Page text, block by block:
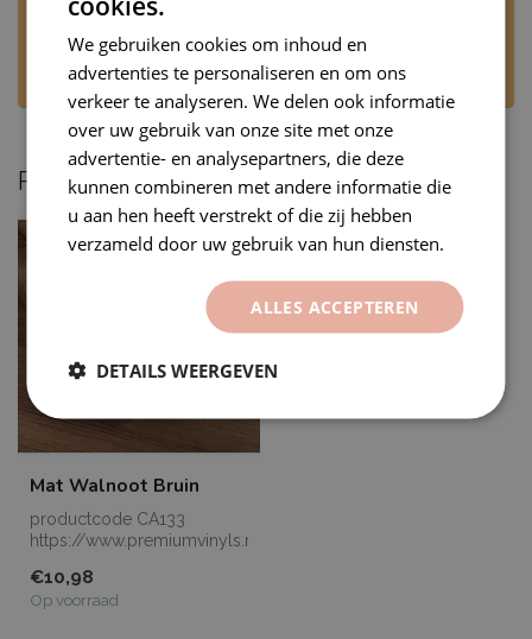
Stuur ons een WhatsApp via +31 6 53707905 of
mail naar
rj@premiumvinyls.nl
beantwoorden uw bericht op werkdagen,
tijdens kantooruren.
Recent bekeken
Mat Walnoot Bruin
productcode CA133
https://www.premiumvinyls.nl/samples.html
€10,98
Op voorraad
We gebruiken cookies om inhoud en
advertenties te personaliseren en om ons
verkeer te analyseren. We delen ook informatie
over uw gebruik van onze site met onze
advertentie- en analysepartners, die deze
kunnen combineren met andere informatie die
u aan hen heeft verstrekt of die zij hebben
verzameld door uw gebruik van hun diensten.
ALLES ACCEPTEREN
DETAILS WEERGEVEN